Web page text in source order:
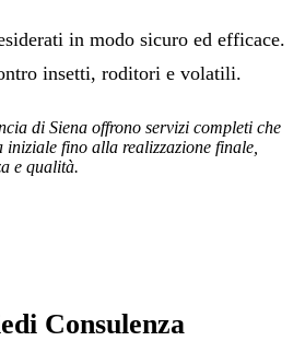
in modo sicuro ed efficace.
insetti, roditori e volatili.
di Siena offrono servizi completi che
iniziale fino alla realizzazione finale,
e qualità.
Consulenza